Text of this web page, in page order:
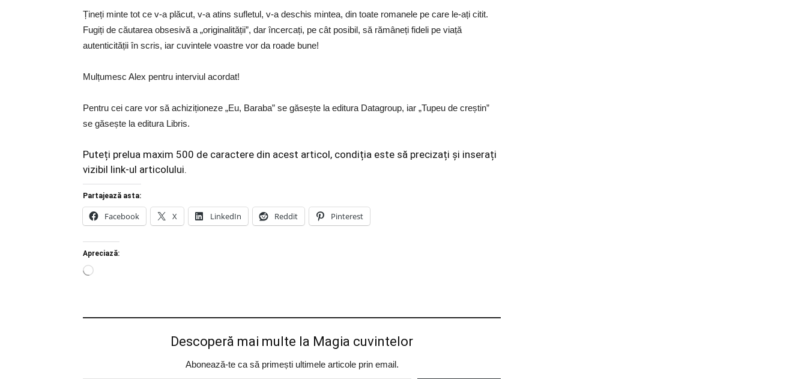
Țineți minte tot ce v-a plăcut, v-a atins sufletul, v-a deschis mintea, din toate romanele pe care le-ați citit.
Fugiți de căutarea obsesivă a „originalității”, dar încercați, pe cât posibil, să rămâneți fideli pe viață
autenticității în scris, iar cuvintele voastre vor da roade bune!
Mulțumesc Alex pentru interviul acordat!
Pentru cei care vor să achiziționeze „Eu, Baraba” se găsește la editura Datagroup, iar „Tupeu de creștin”
se găsește la editura Libris.
Puteți prelua maxim 500 de caractere din acest articol, condiția este să precizați și inserați
vizibil link-ul articolului.
Partajează asta:
Facebook X LinkedIn Reddit Pinterest
Apreciază:
Încarc...
Descoperă mai multe la Magia cuvintelor
Abonează-te ca să primești ultimele articole prin email.